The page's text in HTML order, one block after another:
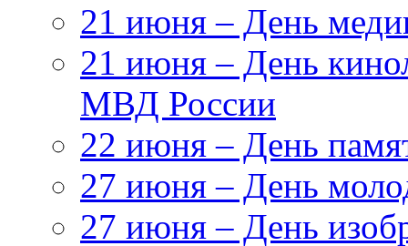
21 июня – День
21 июня – День
МВД России
22 июня – День
27 июня – День
27 июня – День